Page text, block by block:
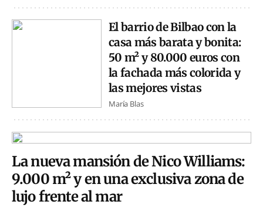
El barrio de Bilbao con la
casa más barata y bonita:
50 m² y 80.000 euros con
la fachada más colorida y
las mejores vistas
María Blas
La nueva mansión de Nico Williams:
9.000 m² y en una exclusiva zona de
lujo frente al mar